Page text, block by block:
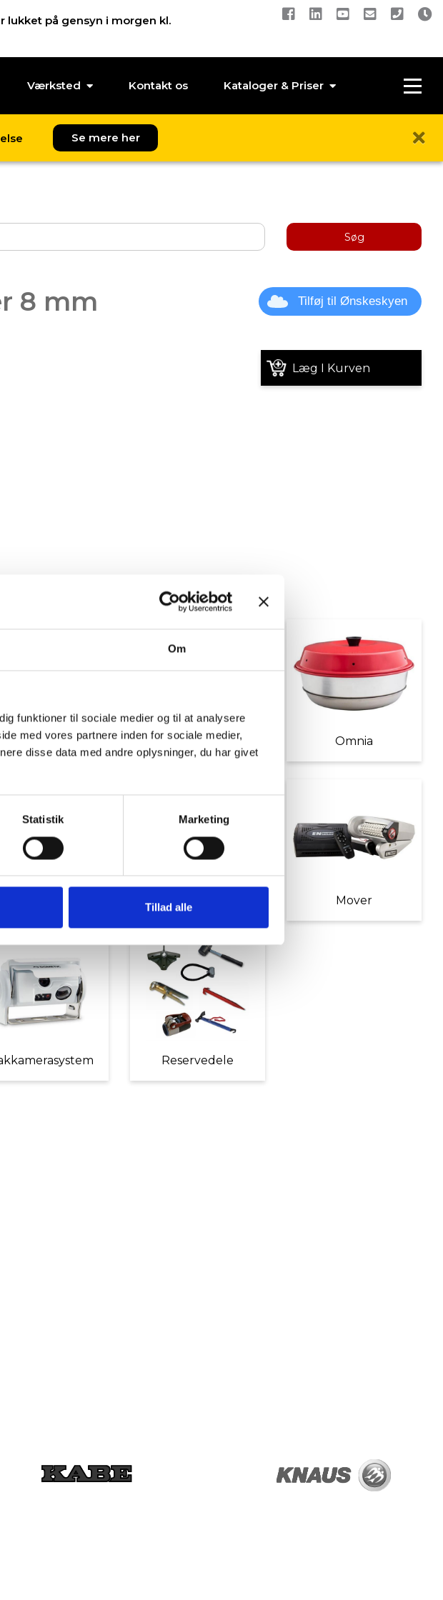
Om
funktioner til sociale medier og til at analysere
med vores partnere inden for sociale medier,
disse data med andre oplysninger, du har givet
Statistik Marketing
Tillad alle
lukket på gensyn i morgen kl.
Værksted Kontakt os Kataloger & Priser
Se mere her
Søg
8 mm Tilføj til Ønskeskyen
Læg I Kurven
udstyr Møbler Omnia
Diverse tilbehør Mover
Reservedele